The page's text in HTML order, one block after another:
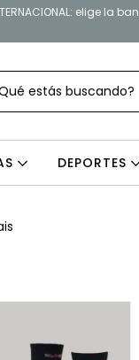
elige la
DEPORTES